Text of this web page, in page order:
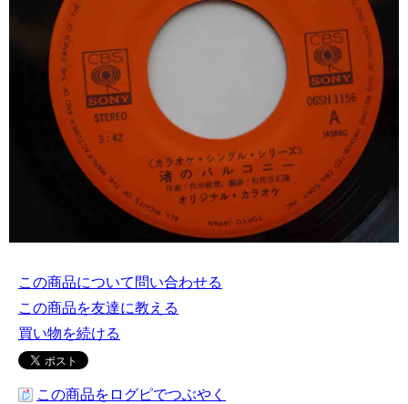
この商品について問い合わせる
この商品を友達に教える
買い物を続ける
この商品をログピでつぶやく